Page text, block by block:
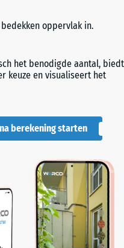
oppervlak in.
het benodigde aantal, biedt
keuze en visualiseert het
berekening starten